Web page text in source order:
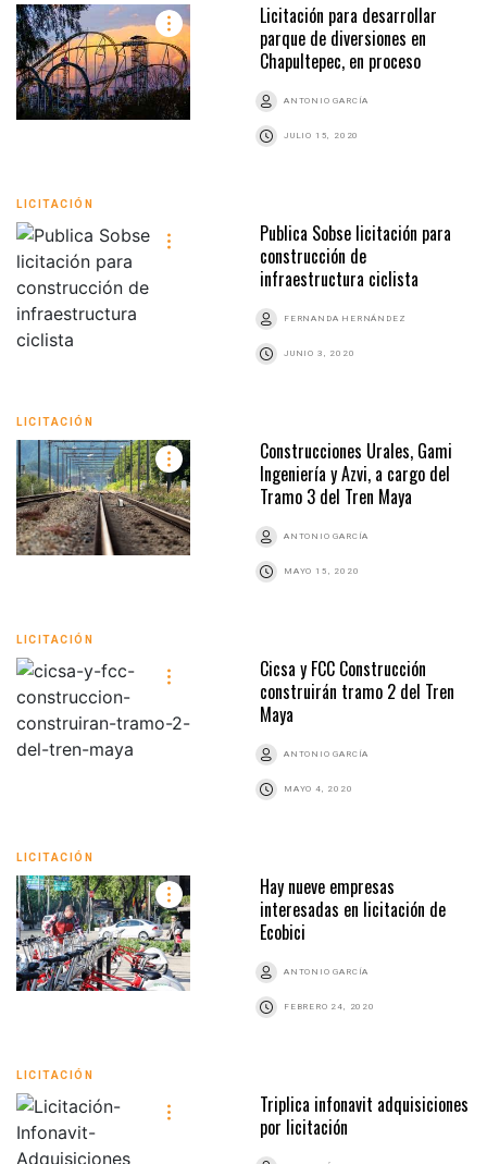
Licitación para desarrollar
parque de diversiones en
Chapultepec, en proceso
ANTONIO GARCÍA
JULIO 15, 2020
LICITACIÓN
Publica Sobse licitación para
construcción de
infraestructura ciclista
FERNANDA HERNÁNDEZ
JUNIO 3, 2020
LICITACIÓN
Construcciones Urales, Gami
Ingeniería y Azvi, a cargo del
Tramo 3 del Tren Maya
ANTONIO GARCÍA
MAYO 15, 2020
LICITACIÓN
Cicsa y FCC Construcción
construirán tramo 2 del Tren
Maya
ANTONIO GARCÍA
MAYO 4, 2020
LICITACIÓN
Hay nueve empresas
interesadas en licitación de
Ecobici
ANTONIO GARCÍA
FEBRERO 24, 2020
LICITACIÓN
Triplica infonavit adquisiciones
por licitación